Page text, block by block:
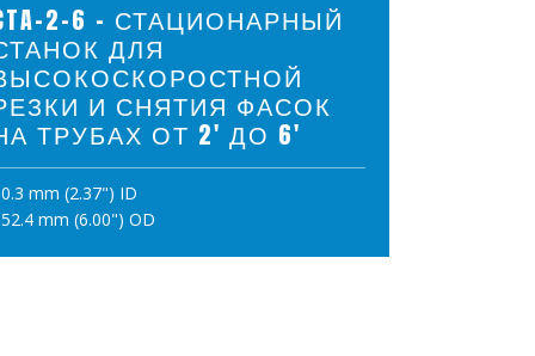
2-6 - СТАЦИОНАРНЫЙ
ДЛЯ
И СНЯТИЯ ФАСОК
ТРУБАХ ОТ 2' ДО 6'
mm (2.37") ID
mm (6.00") OD
ПОЛОЖИТЪ В КОРЗИНУ